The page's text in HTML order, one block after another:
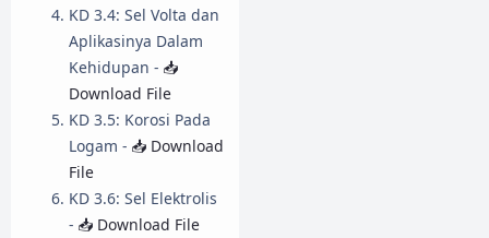
KD 3.4: Sel Volta dan
Aplikasinya Dalam
Kehidupan - 📥
Download File
KD 3.5: Korosi Pada
Logam - 📥 Download
File
KD 3.6: Sel Elektrolis
- 📥 Download File